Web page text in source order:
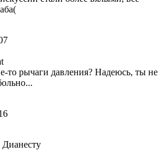
то рычаги давления? Надеюсь, ты не